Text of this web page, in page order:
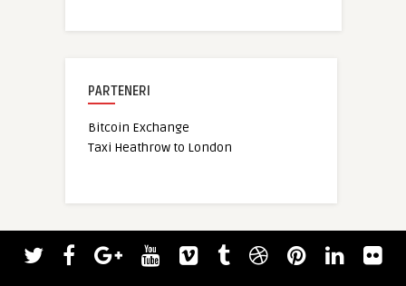
PARTENERI
Bitcoin Exchange
Taxi Heathrow to London